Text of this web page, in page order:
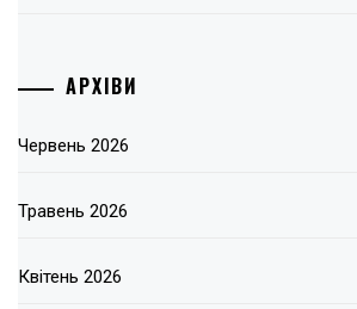
АРХІВИ
Червень 2026
Травень 2026
Квітень 2026